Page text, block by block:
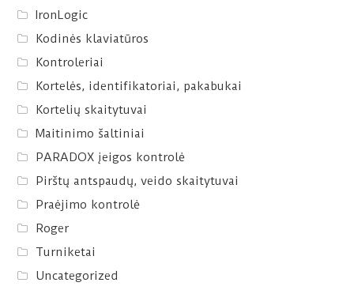
IronLogic
Kodinės klaviatūros
Kontroleriai
Kortelės, identifikatoriai, pakabukai
Kortelių skaitytuvai
Maitinimo šaltiniai
PARADOX įeigos kontrolė
Pirštų antspaudų, veido skaitytuvai
Praėjimo kontrolė
Roger
Turniketai
Uncategorized